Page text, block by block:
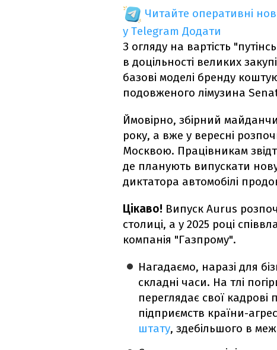
Читайте оперативні
у Telegram Додати
З огляду на вартість
в доцільності великих
базові моделі бренду
подовженого лімузина
Ймовірно, збірний
року, а вже у вересні
Москвою. Працівникам
де планують випускати
диктатора автомобілі
Цікаво! Випуск Aurus
столиці, а у 2025 році
компанія "Газпрому".
Нагадаємо, наразі для
складні часи. На тлі
переглядає свої
підприємств країни-
штату, здебільшого в